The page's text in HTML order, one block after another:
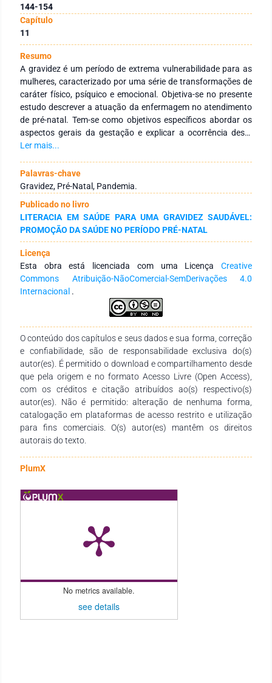
144-154
Capítulo
11
Resumo
A gravidez é um período de extrema vulnerabilidade para as
mulheres, caracterizado por uma série de transformações de
caráter físico, psíquico e emocional. Objetiva-se no presente
estudo descrever a atuação da enfermagem no atendimento
de pré-natal. Tem-se como objetivos específicos abordar os
aspectos gerais da gestação e explicar a ocorrência deste
atendimento durante a pandemia de Covid-19. O presente
realizada por meio de pesquisas nos meios eletrônicos
SciELO, BDENF e MEDLINE. Evidenciou-se no presente estudo
que a pandemia de Covid-19 afetou diversos setores de
serviços incluindo a saúde pública em todo o mundo,
interrompendo assim o acesso de diversas pessoas aos
serviços de atenção à saúde do nível primário e secundário. A
assistência ao pré-natal é uma atividade essencial de saúde
desenvolvida especialmente na atenção primária, onde os
profissionais de saúde atuantes nas unidades básicas
realizam acompanhamento integral da gestante em seu pré-
natal. A partir do estudo, fomenta-se a realização de novos
estudos acerca desta temática uma melhor compreensão
natal durante o período da pandemia com ênfase na atenção
básica.
Ler mais...
Palavras-chave
Gravidez, Pré-Natal, Pandemia.
Publicado no livro
LITERACIA EM SAÚDE PARA UMA GRAVIDEZ SAUDÁVEL:
PROMOÇÃO DA SAÚDE NO PERÍODO PRÉ-NATAL
Licença
Esta obra está licenciada com uma Licença Creative
Commons Atribuição-NãoComercial-SemDerivações 4.0
Internacional .
O conteúdo dos capítulos e seus dados e sua forma, correção
e confiabilidade, são de responsabilidade exclusiva do(s)
autor(es). É permitido o download e compartilhamento desde
que pela origem e no formato Acesso Livre (Open Access),
com os créditos e citação atribuídos ao(s) respectivo(s)
autor(es). Não é permitido: alteração de nenhuma forma,
catalogação em plataformas de acesso restrito e utilização
para fins comerciais. O(s) autor(es) mantêm os direitos
autorais do texto.
PlumX
No metrics available.
see details